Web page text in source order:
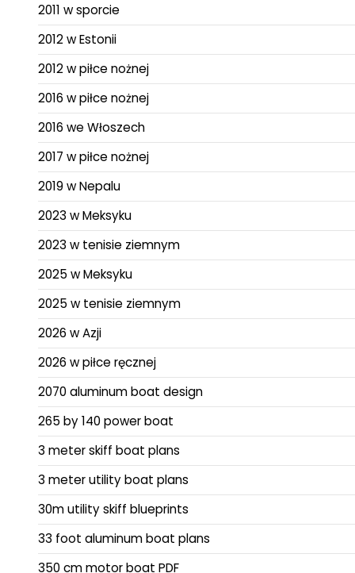
2011 w sporcie
2012 w Estonii
2012 w piłce nożnej
2016 w piłce nożnej
2016 we Włoszech
2017 w piłce nożnej
2019 w Nepalu
2023 w Meksyku
2023 w tenisie ziemnym
2025 w Meksyku
2025 w tenisie ziemnym
2026 w Azji
2026 w piłce ręcznej
2070 aluminum boat design
265 by 140 power boat
3 meter skiff boat plans
3 meter utility boat plans
30m utility skiff blueprints
33 foot aluminum boat plans
350 cm motor boat PDF